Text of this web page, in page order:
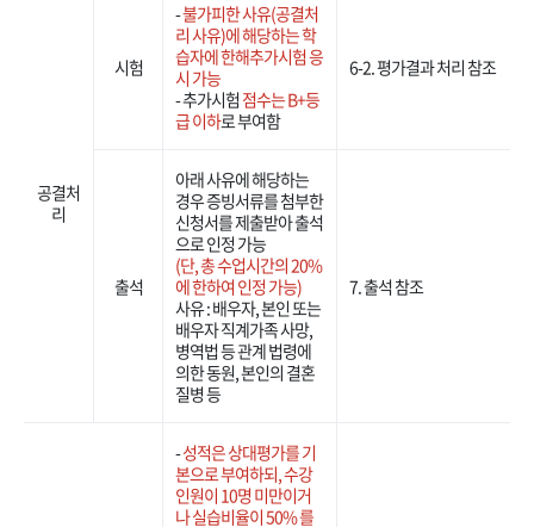
공결처
리
시험
-불가피한 사유(공결처
리 사유)에 해당하는 학
습자에 한해추가시험 응
시 가능
- 추가시험 점수는 B+등
급 이하로 부여함
6-2. 평가결과 처리 참조
출석
아래 사유에 해당하는
경우 증빙서류를 첨부한
신청서를 제출받아 출석
으로 인정 가능
(단, 총 수업시간의 20%
에 한하여 인정 가능)
사유 : 배우자, 본인 또는
배우자 직계가족 사망,
병역법 등 관계 법령에
의한 동원, 본인의 결혼
질병 등
7. 출석 참조
-성적은 상대평가를 기
본으로 부여하되, 수강
인원이 10명 미만이거
나 실습비율이 50% 를